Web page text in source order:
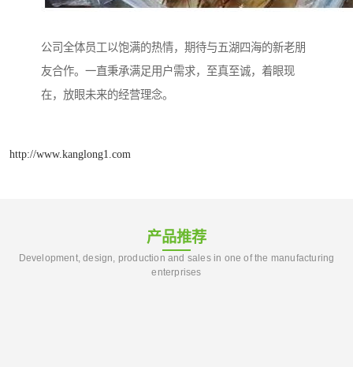
公司全体员工以饱满的热情，期待与五湖四海的新老朋
友合作。一直秉承满足用户需求，至真至诚，着眼现
在，放眼未来的经营理念。
http://www.kanglong1.com
产品推荐
Development, design, production and sales in one of the manufacturing
enterprises